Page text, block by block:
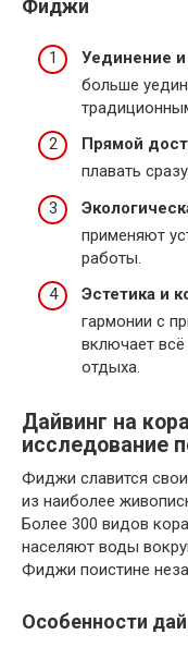
Фиджи
Уединение и
больше
Прямой
плавать
применяют
работы.
Эстетика и
гармонии с
включает
отдыха.
Дайвинг на
исследование
Фиджи славится
из наиболее
Более 300 видов
населяют воды
Фиджи поистине
Особенности